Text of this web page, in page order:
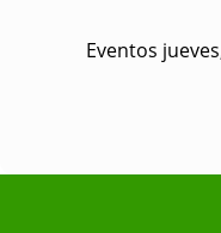
Eventos